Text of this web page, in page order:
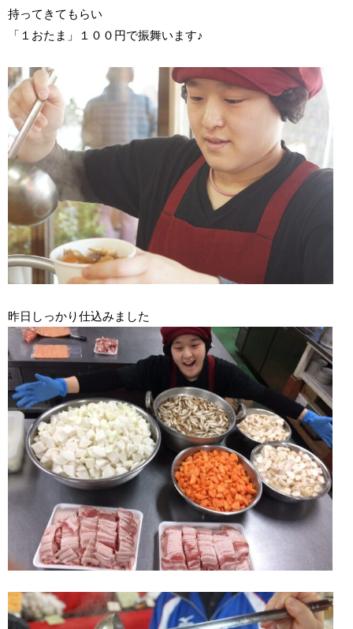
持ってきてもらい
「１おたま」１００円で振舞います♪
昨日しっかり仕込みました